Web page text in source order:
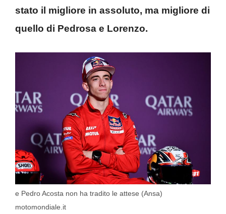
stato il migliore in assoluto, ma migliore di
quello di Pedrosa e Lorenzo.
e Pedro Acosta non ha tradito le attese (Ansa)
motomondiale.it